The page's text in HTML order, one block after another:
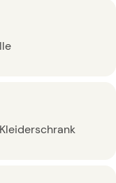
Kleiderschrank